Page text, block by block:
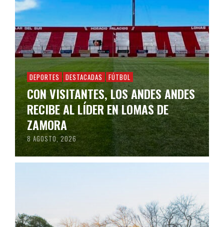
DEPORTES DESTACADAS FÚTBOL
CON VISITANTES, LOS ANDES ANDES
RECIBE AL LÍDER EN LOMAS DE
ZAMORA
8 AGOSTO, 2026